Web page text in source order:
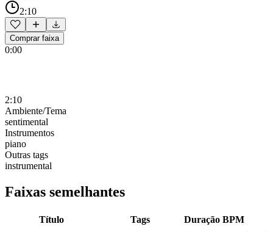
2:10
Comprar faixa
0:00
2:10
Ambiente/Tema
sentimental
Instrumentos
piano
Outras tags
instrumental
Faixas semelhantes
Título Tags Duração BPM